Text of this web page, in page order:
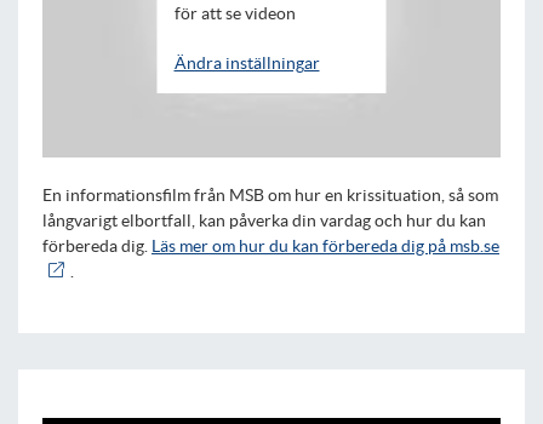
för att se videon
Ändra inställningar
En informationsfilm från MSB om hur en krissituation, så som
långvarigt elbortfall, kan påverka din vardag och hur du kan
förbereda dig. Läs mer om hur du kan förbereda dig på msb.se
.